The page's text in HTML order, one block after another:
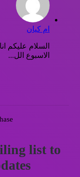
ام كيان
السلام عليكم
الاسبوع الل...
list to